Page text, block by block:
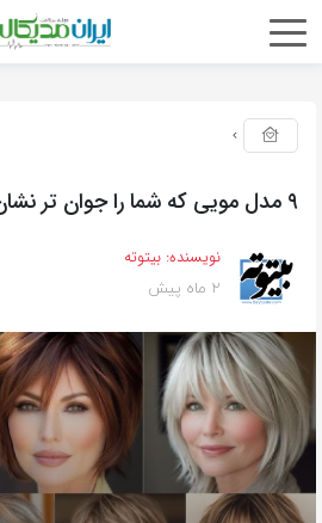
۹ مدل مویی که شما را جوان تر نشان می دهد!
نویسنده: بیتوته
2 ماه پیش